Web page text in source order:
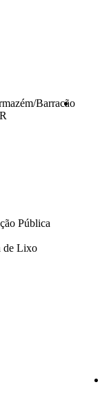
Barracão
Pública
de Lixo